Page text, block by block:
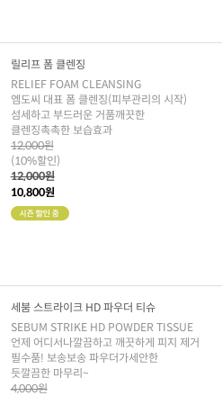
릴리프 폼 클렌징
RELIEF FOAM CLEANSING
엠도씨 대표 폼 클렌징(피부관리의 시작)
섬세하고 부드러운 거품깨끗한
클렌징촉촉한 보습효과
12,000원
(10%할인)
12,000원
10,800원
세붐 스트라이크 HD 파우더 티슈
SEBUM STRIKE HD POWDER TISSUE
언제 어디서나깔끔하고 깨끗하게 피지 제거
필수품! 보송보송 파우더가세안한
듯깔끔한 마무리~
4,000원